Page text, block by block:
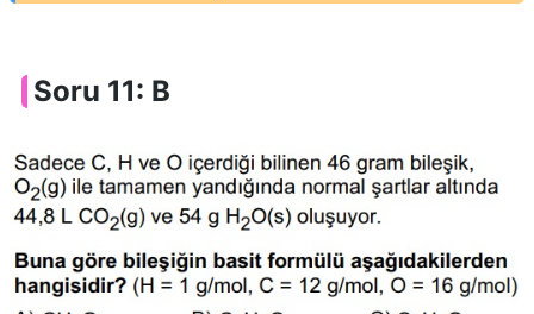
Soru 11: B